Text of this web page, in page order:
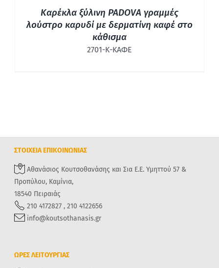
Καρέκλα ξύλινη PADOVA γραμμές
λούστρο καρυδί με δερματίνη καφέ στο
κάθισμα
2701-Κ-ΚΑΦΕ
ΣΤΟΙΧΕΙΑ ΕΠΙΚΟΙΝΩΝΙΑΣ
Αθανάσιος Κουτσοθανάσης και Σια Ε.Ε. Υμηττού 57 &
Προπύλου, Καμίνια,
18540 Πειραιάς
210 4172827 , 210 4122656
info@koutsothanasis.gr
ΩΡΕΣ ΛΕΙΤΟΥΡΓΙΑΣ